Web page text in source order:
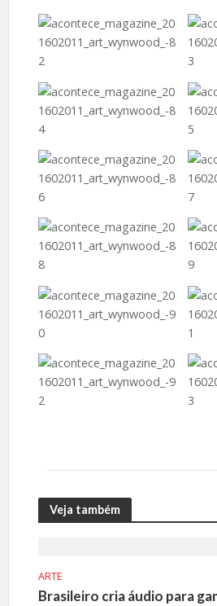
Veja também
ARTE
Brasileiro cria áudio para